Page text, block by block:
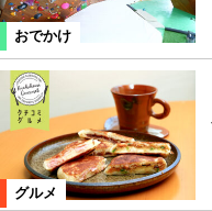
おでかけ
グルメ